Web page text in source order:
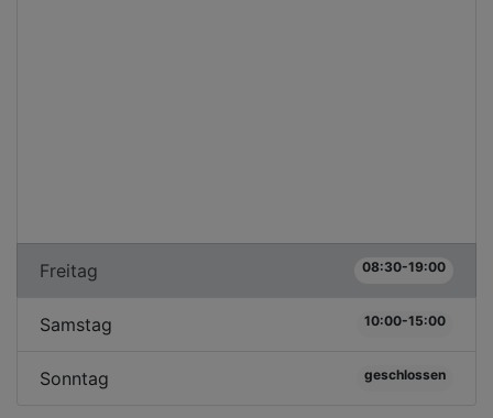
Freitag 08:30-19:00
Samstag 10:00-15:00
Sonntag geschlossen